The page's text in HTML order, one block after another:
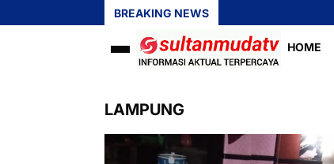
BREAKING NEWS
HOME
LAMPUNG